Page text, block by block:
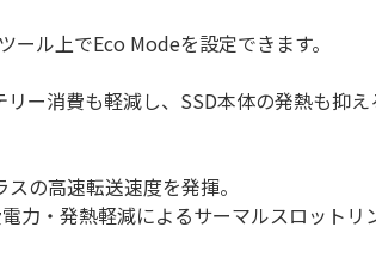
ル上でEco Modeを設定できます。
ー消費も軽減し、SSD本体の発熱も抑
の高速転送速度を発揮。
力・発熱軽減によるサーマルスロット